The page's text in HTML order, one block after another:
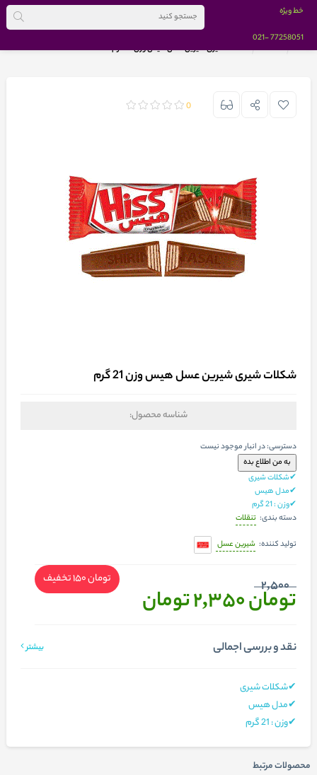
خط ویژه
77258051
-021
خانه
تنقلات شکلات شیری شیرین عسل هیس وزن 21 گرم
شکلات شیری شیرین عسل هیس وزن 21 گرم
شناسه محصول:
دسترسی:در انبار موجود نیست
✔شکلات شیری
✔مدل هیس
✔وزن : 21 گرم
دسته بندی: تنقلات
تولید کننده: شیرین عسل
2,500
تومان 2,350 تومان
تومان 150 تخفیف
0
نقد و بررسی اجمالی بیشتر
✔شکلات شیری
✔مدل هیس
✔وزن : 21 گرم
محصولات مرتبط